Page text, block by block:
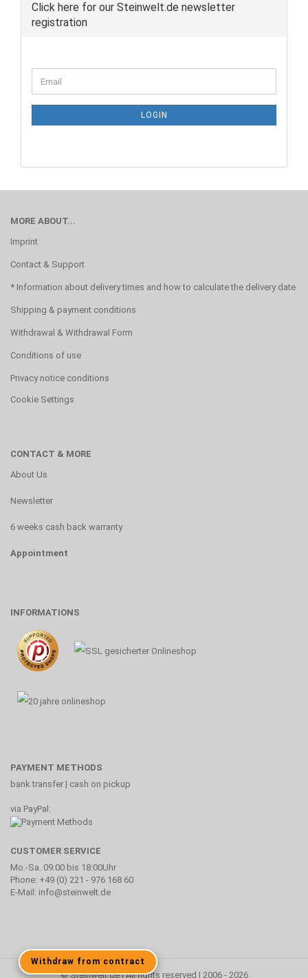
Click here for our Steinwelt.de newsletter
registration
TO
PAGE
Email
LOGIN
MORE ABOUT...
Imprint
Contact & Support
* Information about delivery times and how to calculate the delivery date
Shipping & payment conditions
Withdrawal & Withdrawal Form
Conditions of use
Privacy notice conditions
Cookie Settings
CONTACT & MORE
About Us
Newsletter
6 weeks cash back warranty
Appointment
INFORMATIONS
PAYMENT METHODS
bank transfer | cash on pickup
via PayPal:
CUSTOMER SERVICE
Mo.-Sa. 09:00 bis 18:00Uhr
Phone: +49 (0) 221 - 976 168 60
E-Mail: info@steinwelt.de
Withdraw from contract
© Steinwelt.de | All rights reserved | 2006 - 2026